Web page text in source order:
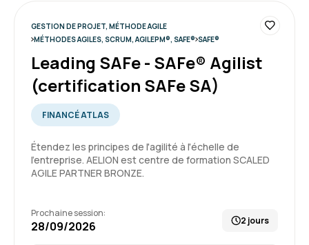
Scrum Developer PSD)
Le 09/06/2026
4
L'intervenante a su expliquer et montrer
clairement des exemples concrets pour
préparer au mieux la certification.
beaucoup d'informations sont condensés mais
c'est un mal nécessaire.
GESTION DE PROJET, MÉTHODE AGILE
MÉTHODES AGILES, SCRUM, AGILEPM®, SAFE® SAFE®
Leading SAFe - SAFe® Agilist
(certification SAFe SA)
FINANCÉ ATLAS
Étendez les principes de l'agilité à l'échelle de
l'entreprise. AELION est centre de formation SCALED
AGILE PARTNER BRONZE.
Prochaine session:
28/09/2026 2 jours